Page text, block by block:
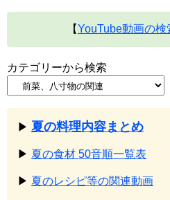
【YouTube動画の検
カテゴリーから検索
▶ 夏の料理内容まとめ
▶ 夏の食材 50音順一覧表
▶ 夏のレシピ等の関連動画